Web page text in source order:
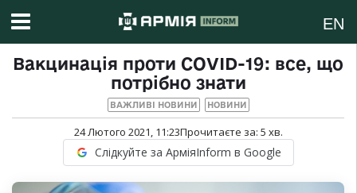
EN
Вакцинація проти COVID-19: все, що
потрібно знати
ВАЖЛИВІ НОВИНИ НОВИНИ
24 Лютого 2021, 11:23Прочитаєте за: 5 хв.
Слідкуйте за АрміяInform в Google